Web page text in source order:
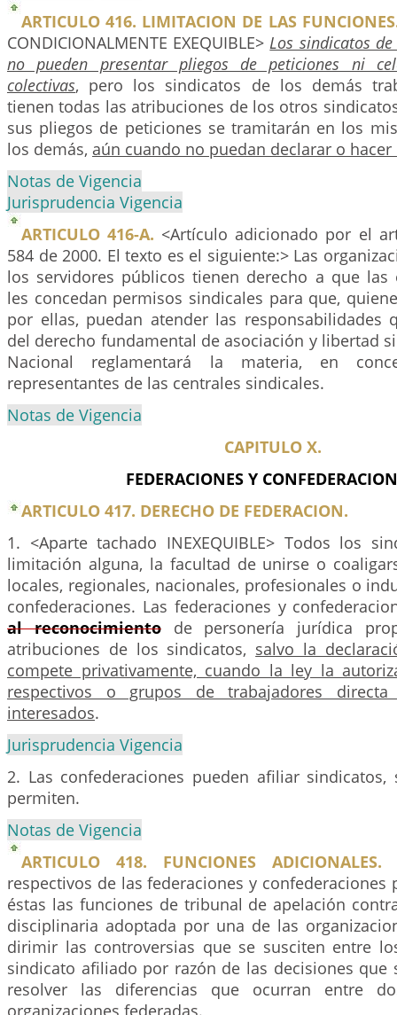
ARTICULO 416. LIMITACION DE LAS
CONDICIONALMENTE EXEQUIBLE>Los sindicatos
no pueden presentar pliegos de peticiones ni
colectivas, pero los sindicatos de los demás
tienen todas las atribuciones de los otros
sus pliegos de peticiones se tramitarán en los
los demás, aún cuando no puedan declarar o hacer
Notas de Vigencia
Jurisprudencia Vigencia
ARTICULO 416-A. <Artículo adicionado por el
584 de 2000. El texto es el siguiente:> Las
los servidores públicos tienen derecho a que las
les concedan permisos sindicales para que,
por ellas, puedan atender las responsabilidades
del derecho fundamental de asociación y libertad
Nacional reglamentará la materia, en
representantes de las centrales sindicales.
Notas de Vigencia
CAPITULO X.
FEDERACIONES Y
ARTICULO 417. DERECHO DE FEDERACION.
1. <Aparte tachado INEXEQUIBLE> Todos los
limitación alguna, la facultad de unirse o
locales, regionales, nacionales, profesionales o
confederaciones. Las federaciones y
al reconocimientode personería jurídica
atribuciones de los sindicatos, salvo la
compete privativamente, cuando la ley la
respectivos o grupos de trabajadores
interesados.
Jurisprudencia Vigencia
2. Las confederaciones pueden afiliar
permiten.
Notas de Vigencia
ARTICULO 418. FUNCIONES ADICIONALES.
respectivos de las federaciones y confederaciones
éstas las funciones de tribunal de apelación
disciplinaria adoptada por una de las
dirimir las controversias que se susciten entre
sindicato afiliado por razón de las decisiones que
resolver las diferencias que ocurran entre
organizaciones federadas.